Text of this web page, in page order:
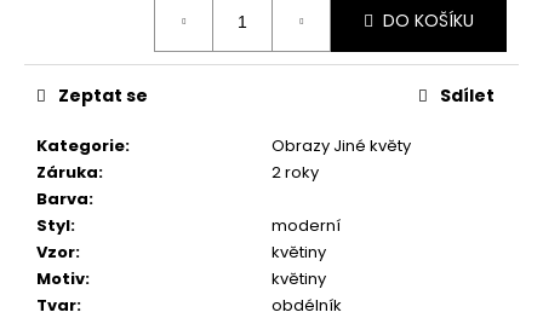
DO KOŠÍKU
Kategorie:
Obrazy Jiné květy
Záruka:
2 roky
Barva:
Styl:
moderní
Vzor:
květiny
Motiv:
květiny
Tvar:
obdélník
Zeptat se Sdílet
-
EXTÁZE
599
Kč